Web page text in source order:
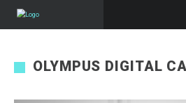
OLYMPUS DIGITAL